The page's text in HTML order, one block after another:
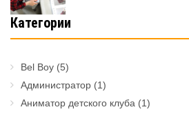
Категории
Bel Boy (5)
Администратор (1)
Аниматор детского клуба (1)